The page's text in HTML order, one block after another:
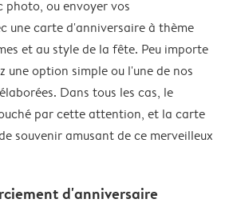
photo, ou envoyer vos
une carte d'anniversaire à thème
et au style de la fête. Peu importe
une option simple ou l'une de nos
Dans tous les cas, le
par cette attention, et la carte
souvenir amusant de ce merveilleux
d'anniversaire